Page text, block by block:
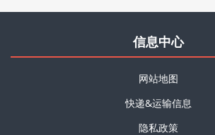
信息中心
网站地图
快递&运输信息
隐私政策